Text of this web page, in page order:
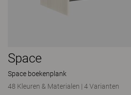
Space
Space boekenplank
48 Kleuren & Materialen | 4 Varianten